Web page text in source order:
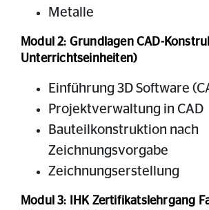
Metalle
Modul 2: Grundlagen CAD-
Unterrichtseinheiten)
Einführung 3D Software
Projektverwaltung in CAD
Bauteilkonstruktion nach
Zeichnungsvorgabe
Zeichnungserstellung
Modul 3: IHK Zertifikatslehrgang